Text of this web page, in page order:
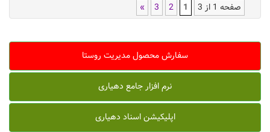
صفحه 1 از 3 1
2
3
»
سفارش محصول مدیریت روستا
نرم افزار جامع دهیاری
اپلیکیشن اسناد دهیاری